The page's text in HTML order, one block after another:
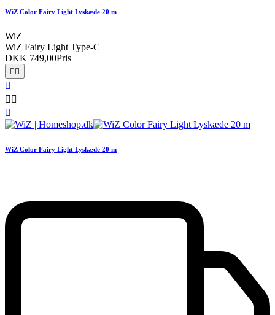
WiZ Color Fairy Light Lyskæde 20 m
WiZ
WiZ Fairy Light Type-C
DKK 749,00Pris
 

 

WiZ Color Fairy Light Lyskæde 20 m